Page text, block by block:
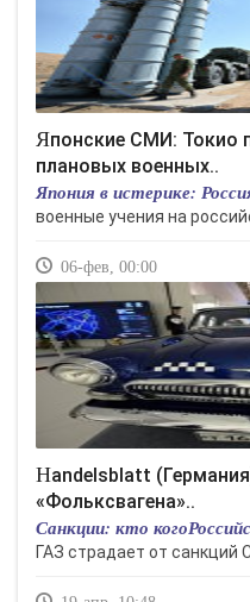
Японские СМИ: Токио протестует против
плановых военных..
Япония в истерике:
военные учения на
06-фев, 00:00
Handelsblatt (Германия): российский партнер
«Фольксвагена»..
Санкции: кто
ГАЗ страдает от санкций